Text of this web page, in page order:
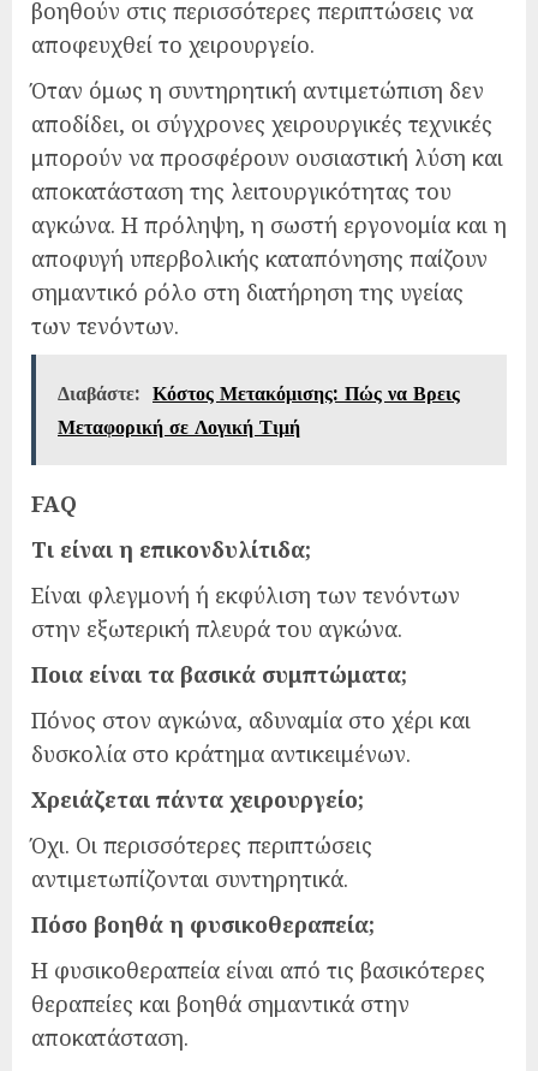
βοηθούν στις περισσότερες περιπτώσεις να
αποφευχθεί το χειρουργείο.
Όταν όμως η συντηρητική αντιμετώπιση δεν
αποδίδει, οι σύγχρονες χειρουργικές τεχνικές
μπορούν να προσφέρουν ουσιαστική λύση και
αποκατάσταση της λειτουργικότητας του
αγκώνα. Η πρόληψη, η σωστή εργονομία και η
αποφυγή υπερβολικής καταπόνησης παίζουν
σημαντικό ρόλο στη διατήρηση της υγείας
των τενόντων.
Διαβάστε: Κόστος Μετακόμισης: Πώς να Βρεις
Μεταφορική σε Λογική Τιμή
FAQ
Τι είναι η επικονδυλίτιδα;
Είναι φλεγμονή ή εκφύλιση των τενόντων
στην εξωτερική πλευρά του αγκώνα.
Ποια είναι τα βασικά συμπτώματα;
Πόνος στον αγκώνα, αδυναμία στο χέρι και
δυσκολία στο κράτημα αντικειμένων.
Χρειάζεται πάντα χειρουργείο;
Όχι. Οι περισσότερες περιπτώσεις
αντιμετωπίζονται συντηρητικά.
Πόσο βοηθά η φυσικοθεραπεία;
Η φυσικοθεραπεία είναι από τις βασικότερες
θεραπείες και βοηθά σημαντικά στην
αποκατάσταση.